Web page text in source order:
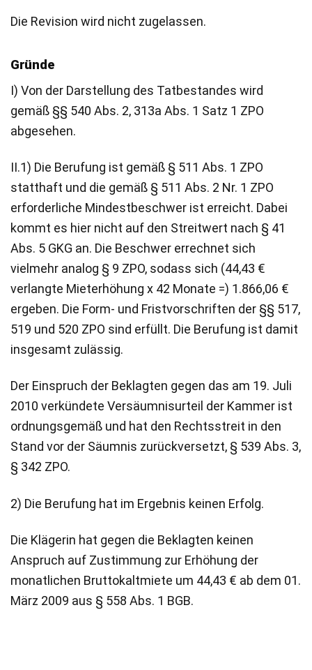
Die Revision wird nicht zugelassen.
Gründe
I) Von der Darstellung des Tatbestandes wird
gemäß §§ 540 Abs. 2, 313a Abs. 1 Satz 1 ZPO
abgesehen.
II.1) Die Berufung ist gemäß § 511 Abs. 1 ZPO
statthaft und die gemäß § 511 Abs. 2 Nr. 1 ZPO
erforderliche Mindestbeschwer ist erreicht. Dabei
kommt es hier nicht auf den Streitwert nach § 41
Abs. 5 GKG an. Die Beschwer errechnet sich
vielmehr analog § 9 ZPO, sodass sich (44,43 €
verlangte Mieterhöhung x 42 Monate =) 1.866,06 €
ergeben. Die Form- und Fristvorschriften der §§ 517,
519 und 520 ZPO sind erfüllt. Die Berufung ist damit
insgesamt zulässig.
Der Einspruch der Beklagten gegen das am 19. Juli
2010 verkündete Versäumnisurteil der Kammer ist
ordnungsgemäß und hat den Rechtsstreit in den
Stand vor der Säumnis zurückversetzt, § 539 Abs. 3,
§ 342 ZPO.
2) Die Berufung hat im Ergebnis keinen Erfolg.
Die Klägerin hat gegen die Beklagten keinen
Anspruch auf Zustimmung zur Erhöhung der
monatlichen Bruttokaltmiete um 44,43 € ab dem 01.
März 2009 aus § 558 Abs. 1 BGB.